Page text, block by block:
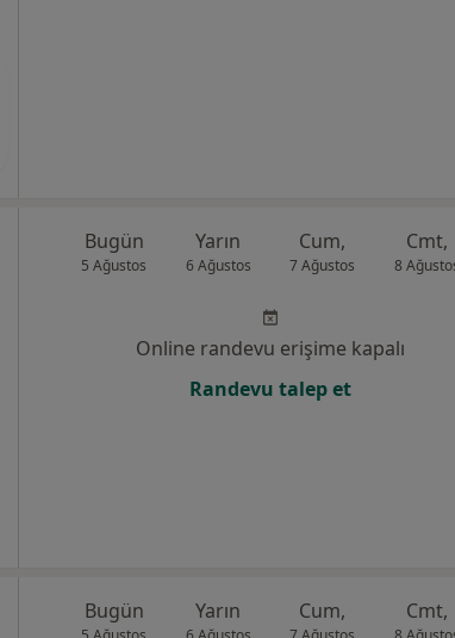
Bugün
5 Ağustos
Yarın
6 Ağustos
Cum,
7 Ağustos
Cmt,
8
Online randevu erişime kapalı
Randevu talep et
Bugün Yarın Cum, Cmt,